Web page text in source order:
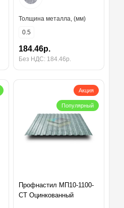
Толщина металла, (мм)
0.5
184.46р.
Без НДС: 184.46р.
Акция
Популярный
Профнастил МП10-1100-
СТ Оцинкованный